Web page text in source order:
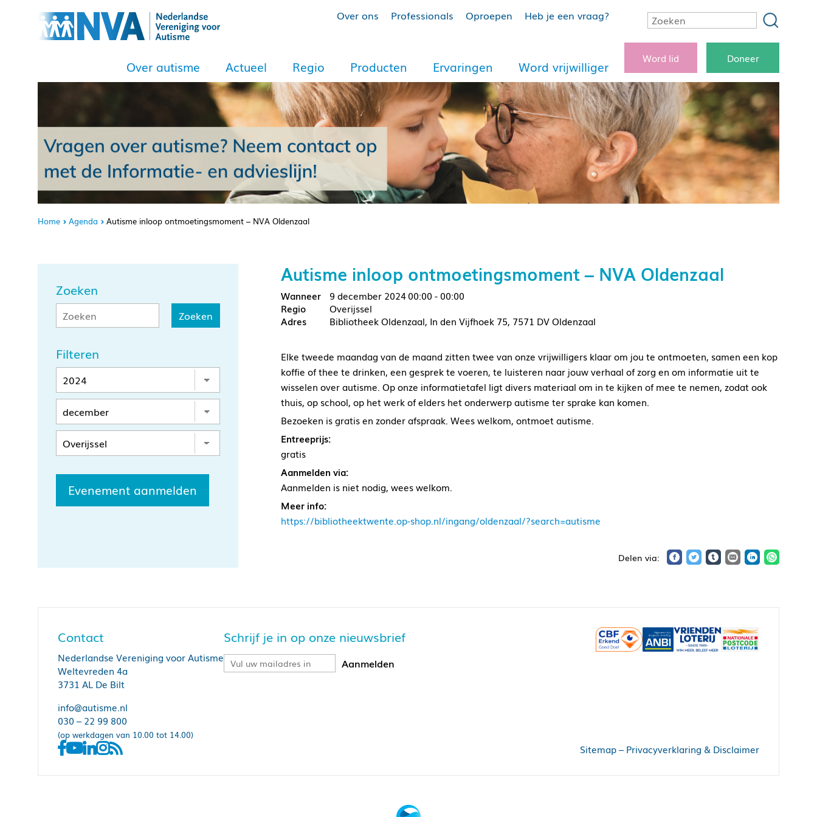
Over ons Professionals Oproepen Heb je een vraag?
Over autisme Actueel Regio Producten Ervaringen Word vrijwilliger
Word lid Doneer
Home Agenda Autisme inloop ontmoetingsmoment – NVA Oldenzaal
Zoeken
Filteren
Evenement aanmelden
Autisme inloop ontmoetingsmoment – NVA Oldenzaal
9 december 202400:00 - 00:00
Overijssel
Bibliotheek Oldenzaal, In den Vijfhoek 75, 7571 DV Oldenzaal
Elke tweede maandag van de maand zitten twee van onze vrijwilligers klaar om jou te ontmoeten, samen een kop
koffie of thee te drinken, een gesprek te voeren, te luisteren naar jouw verhaal of zorg en om informatie uit te
wisselen over autisme. Op onze informatietafel ligt divers materiaal om in te kijken of mee te nemen, zodat ook
thuis, op school, op het werk of elders het onderwerp autisme ter sprake kan komen.
Bezoeken is gratis en zonder afspraak. Wees welkom, ontmoet autisme.
Entreeprijs:
gratis
Aanmelden via:
Aanmelden is niet nodig, wees welkom.
Meer info:
https://bibliotheektwente.op-shop.nl/ingang/oldenzaal/?search=autisme
Contact
Nederlandse Vereniging voor Autisme
Weltevreden 4a
3731 AL De Bilt
info@autisme.nl
030 – 22 99 800
(op werkdagen van 10.00 tot 14.00)
Schrijf je in op onze nieuwsbrief
Sitemap– Privacyverklaring & Disclaimer